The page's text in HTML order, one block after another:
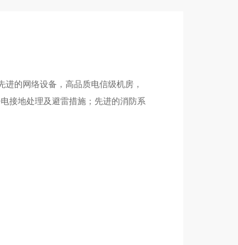
的网络设备，高品质电信级机房，
接地处理及避雷措施；先进的消防系